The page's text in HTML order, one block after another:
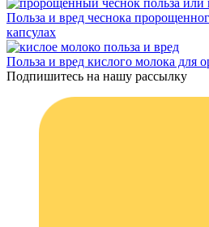
Польза и вред чеснока
капсулах
Польза и вред кислого молока для
Подпишитесь на нашу рассылку